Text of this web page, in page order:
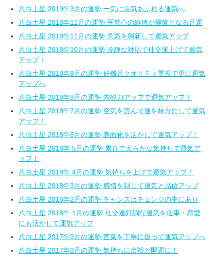
八白土星 2019年3月の運勢 一気に活気あふれる運気へ
八白土星 2018年12月の運勢 平常心の維持が得策となる月運
八白土星 2018年11月の運勢 意識を刷新して運気アップ
八白土星 2018年10月の運勢 冷静な対応で社交運上げて運気
アップ！
八白土星 2018年9月の運勢 好機月クオリティ重視で更に運気
アップへ
八白土星 2018年8月の運勢 内観力アップで運気アップ！
八白土星 2018年7月の運勢 空気を読んで運を味方にして運気
アップ！
八白土星 2018年6月の運勢 表面化を活かして運気アップ！
八白土星 2018年 5月の運勢 素直で大らかな気持ちで運気ア
ップ！
八白土星 2018年 4月の運勢 気持ちを上げて運気アップ！
八白土星 2018年3月の運勢 感情を制して運気と品位アップ
八白土星 2018年2月の運勢 チャンスはチェンジの中にあり
八白土星 2018年 1月の運勢 社交運好調な運気を仕事・恋愛
にも活かして運気アップ
八白土星 2017年9月の運勢 言葉を丁寧に扱って運気アップへ
八白土星 2017年8月の運勢 気持ちに余裕が開運に！